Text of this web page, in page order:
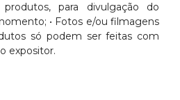
para divulgação do
• Fotos e/ou filmagens
só podem ser feitas com
expositor.